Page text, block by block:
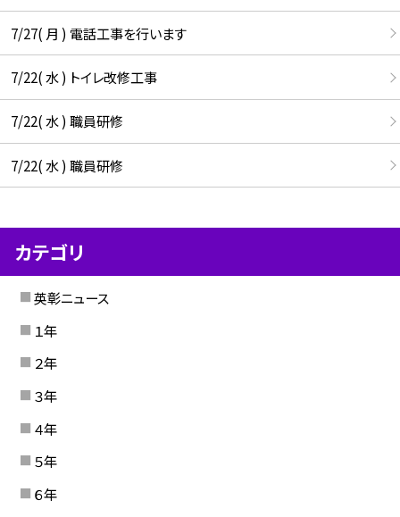
7/27( 月 ) 電話工事を行います
7/22( 水 ) トイレ改修工事
7/22( 水 ) 職員研修
7/22( 水 ) 職員研修
カテゴリ
英彰ニュース
１年
２年
３年
４年
５年
６年